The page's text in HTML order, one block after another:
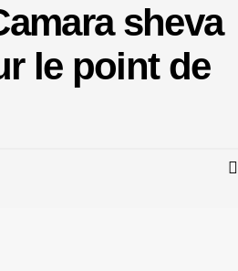
sheva
le point de